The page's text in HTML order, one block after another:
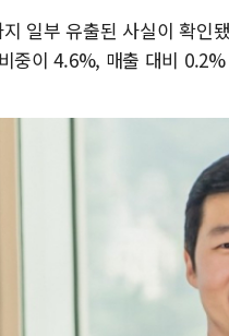
일부 유출된 사실이 확인
중이 4.6%, 매출 대비